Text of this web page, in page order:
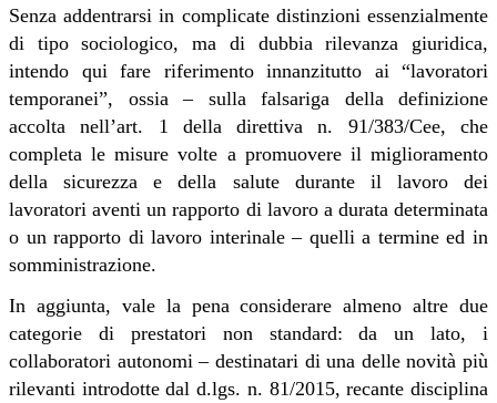
Senza addentrarsi in complicate distinzioni essenzialmente
di tipo sociologico, ma di dubbia rilevanza giuridica,
intendo qui fare riferimento innanzitutto ai “lavoratori
temporanei”, ossia – sulla falsariga della definizione
accolta nell’art. 1 della direttiva n. 91/383/Cee, che
completa le misure volte a promuovere il miglioramento
della sicurezza e della salute durante il lavoro dei
lavoratori aventi un rapporto di lavoro a durata determinata
o un rapporto di lavoro interinale – quelli a termine ed in
somministrazione.
In aggiunta, vale la pena considerare almeno altre due
categorie di prestatori non standard: da un lato, i
collaboratori autonomi – destinatari di una delle novità più
rilevanti introdotte dal d.lgs. n. 81/2015, recante disciplina